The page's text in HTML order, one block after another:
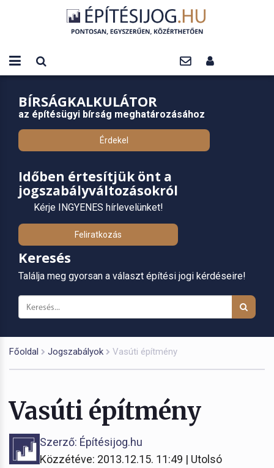
BÍRSÁGKALKULÁTOR
az építésügyi bírság meghatározásához
Érdekel
Időben értesítjük önt a
jogszabályváltozásokról
Kérje INGYENES hírlevelünket!
Feliratkozás
Keresés
Találja meg gyorsan a választ építési jogi kérdéseire!
Főoldal Jogszabályok Vasúti építmény
Vasúti építmény
Szerző: Építésijog.hu
Közzétéve: 2013.12.15. 11:49 | Utolsó